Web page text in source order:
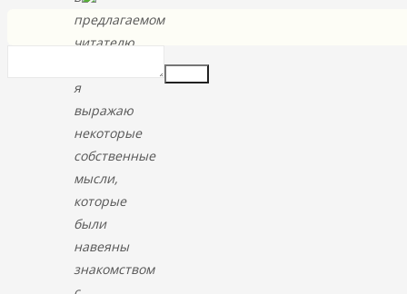
предлагаемом
читателю
я
выражаю
некоторые
собственные
мысли,
которые
были
навеяны
знакомством